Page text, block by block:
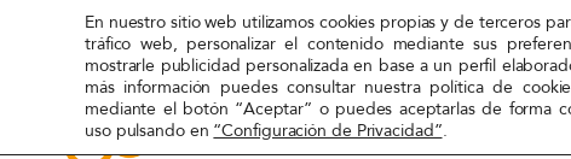
Red
En nuestro sitio web utilizamos cookies propias y de terceros
tráfico web, personalizar el contenido mediante sus
mostrarle publicidad personalizada en base a un perfil
más información puedes consultar nuestra política de
mediante el botón “Aceptar” o puedes aceptarlas de forma
uso pulsando en “Configuración de Privacidad”.